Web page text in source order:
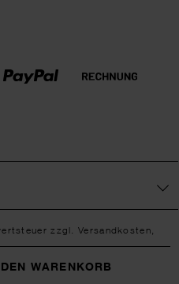
WARENKORB
zzgl.Versandkosten,
Anmeldung für unseren